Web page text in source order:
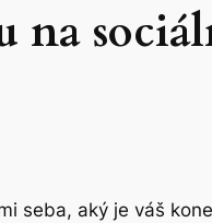
na
seba, aký je váš